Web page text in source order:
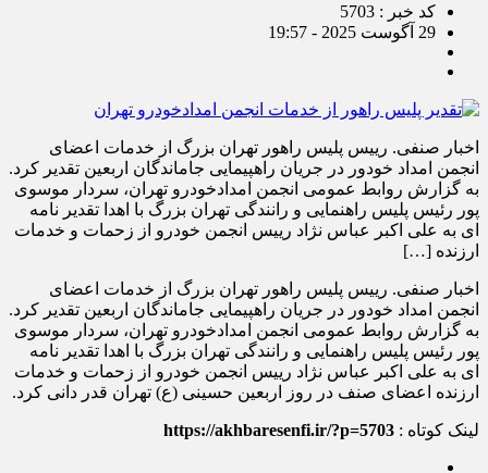
کد خبر : 5703
29 آگوست 2025 - 19:57
اخبار صنفی. رییس پلیس راهور تهران بزرگ از خدمات اعضای
انجمن امداد خودور در جریان راهپیمایی جاماندگان اربعین تقدیر کرد.
به گزارش روابط عمومی انجمن امدادخودرو تهران، سردار موسوی
پور رئیس پلیس راهنمایی و رانندگی تهران بزرگ با اهدا تقدیر نامه
ای به علی اکبر عباس نژاد رییس انجمن خودرو از زحمات و خدمات
ارزنده […]
اخبار صنفی. رییس پلیس راهور تهران بزرگ از خدمات اعضای
انجمن امداد خودور در جریان راهپیمایی جاماندگان اربعین تقدیر کرد.
به گزارش روابط عمومی انجمن امدادخودرو تهران، سردار موسوی
پور رئیس پلیس راهنمایی و رانندگی تهران بزرگ با اهدا تقدیر نامه
ای به علی اکبر عباس نژاد رییس انجمن خودرو از زحمات و خدمات
ارزنده اعضای صنف در روز اربعین حسینی (ع) تهران قدر دانی کرد.
لینک کوتاه : https://akhbaresenfi.ir/?p=5703